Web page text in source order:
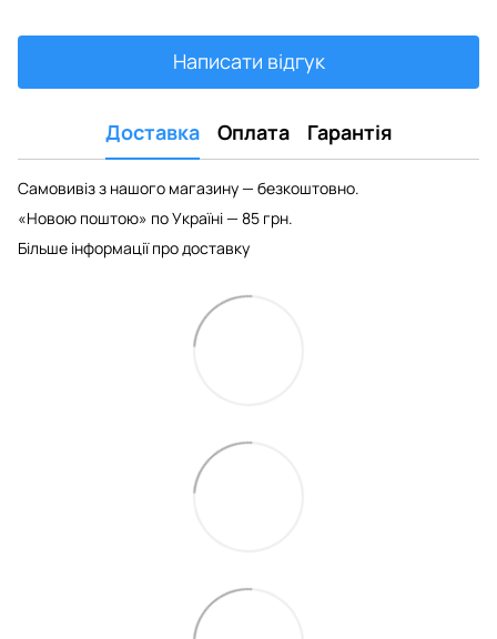
Написати відгук
Доставка Оплата Гарантія
Самовивіз з нашого магазину — безкоштовно.
«Новою поштою» по Україні — 85 грн.
Більше інформації про доставку